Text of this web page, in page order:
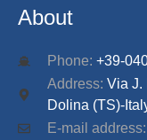
About
Phone: +39-
Address: Via J.
Dolina (TS)-
E-mail